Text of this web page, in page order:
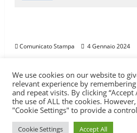
Comunicato Stampa 4 Gennaio 2024
Carica qui il tuo percorso
Attrezzatura
Sport Outdoor
Contatti
Copyright © All rights reserved.
We use cookies on our website to
relevant experience by
and repeat visits. By clicking “Accept
the use of ALL the cookies.
"Cookie Settings" to provide a
Cookie Settings Accept All